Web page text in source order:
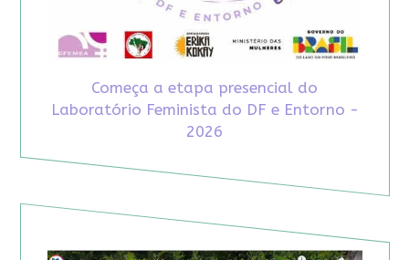
Começa a etapa presencial do
Laboratório Feminista do DF e Entorno -
2026